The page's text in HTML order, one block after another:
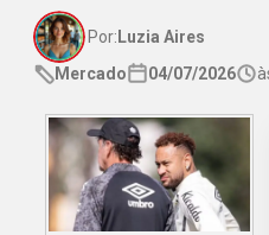
Por: Luzia Aires
Mercado
04/07/2026